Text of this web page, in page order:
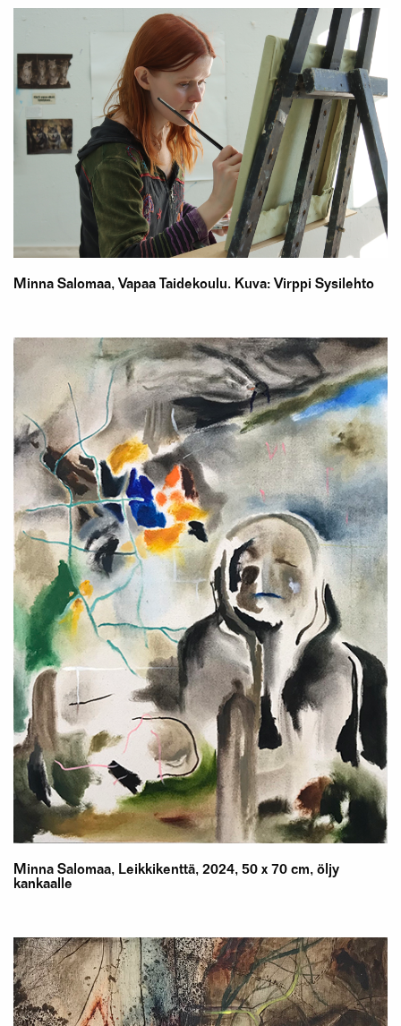
Minna Salomaa, Vapaa Taidekoulu. Kuva: Virppi Sysilehto
Minna Salomaa, Leikkikenttä, 2024, 50 x 70 cm, öljy
kankaalle